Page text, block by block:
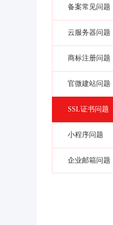
备案常见问题
云服务器问题
商标注册问题
官微建站问题
SSL证书问题
小程序问题
企业邮箱问题